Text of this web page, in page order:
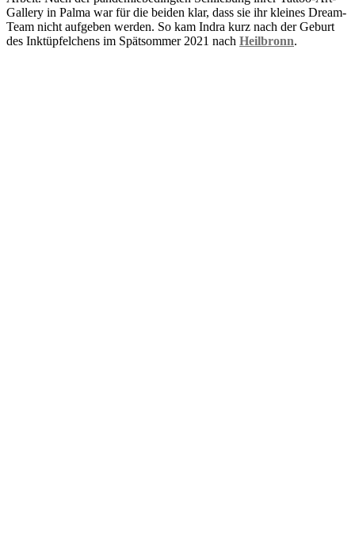
Gallery in Palma war für die beiden klar, dass sie ihr kleines Dream-
Team nicht aufgeben werden. So kam Indra kurz nach der Geburt
des Inktüpfelchens im Spätsommer 2021 nach Heilbronn.